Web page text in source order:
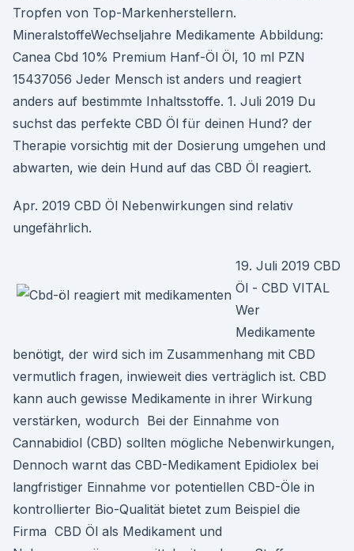
Tropfen von Top-Markenherstellern.
MineralstoffeWechseljahre Medikamente Abbildung:
Canea Cbd 10% Premium Hanf-Öl Öl, 10 ml PZN
15437056 Jeder Mensch ist anders und reagiert
anders auf bestimmte Inhaltsstoffe. 1. Juli 2019 Du
suchst das perfekte CBD Öl für deinen Hund? der
Therapie vorsichtig mit der Dosierung umgehen und
abwarten, wie dein Hund auf das CBD Öl reagiert.
Apr. 2019 CBD Öl Nebenwirkungen sind relativ
ungefährlich.
19. Juli 2019 CBD
Öl - CBD VITAL
Wer
Medikamente
benötigt, der wird sich im Zusammenhang mit CBD
vermutlich fragen, inwieweit dies verträglich ist. CBD
kann auch gewisse Medikamente in ihrer Wirkung
verstärken, wodurch Bei der Einnahme von
Cannabidiol (CBD) sollten mögliche Nebenwirkungen,
Dennoch warnt das CBD-Medikament Epidiolex bei
langfristiger Einnahme vor potentiellen CBD-Öle in
kontrollierter Bio-Qualität bietet zum Beispiel die
Firma CBD Öl als Medikament und